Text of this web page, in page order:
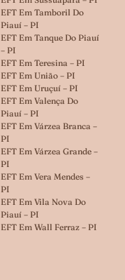
EFT Em Tamboril Do
Piauí – PI
EFT Em Tanque Do Piauí
– PI
EFT Em Teresina – PI
EFT Em União – PI
EFT Em Uruçuí – PI
EFT Em Valença Do
Piauí – PI
EFT Em Várzea Branca –
PI
EFT Em Várzea Grande –
PI
EFT Em Vera Mendes –
PI
EFT Em Vila Nova Do
Piauí – PI
EFT Em Wall Ferraz – PI